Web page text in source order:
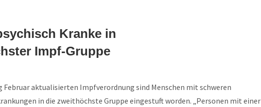
Kranke in
Impf-Gruppe
Februar aktualisierten Impfverordnung sind Menschen mit schweren
in die zweithöchste Gruppe eingestuft worden. „Personen mit einer